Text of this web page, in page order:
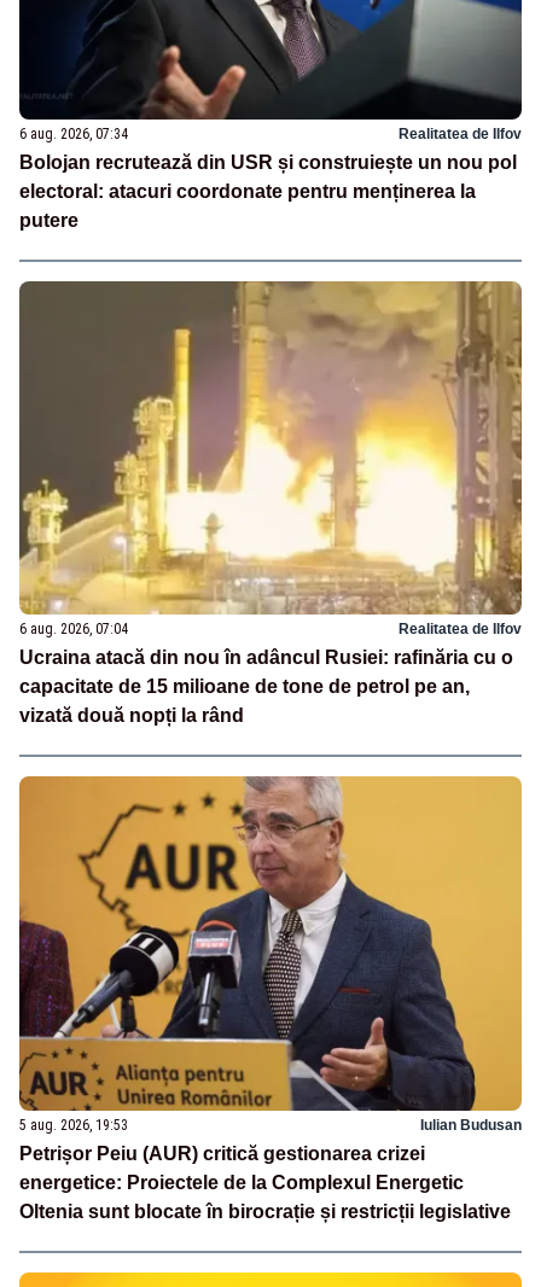
6 aug. 2026, 07:34 Realitatea de Ilfov
Bolojan recrutează din USR și construiește un nou pol
electoral: atacuri coordonate pentru menținerea la
putere
6 aug. 2026, 07:04 Realitatea de Ilfov
Ucraina atacă din nou în adâncul Rusiei: rafinăria cu o
capacitate de 15 milioane de tone de petrol pe an,
vizată două nopți la rând
5 aug. 2026, 19:53 Iulian Budusan
Petrișor Peiu (AUR) critică gestionarea crizei
energetice: Proiectele de la Complexul Energetic
Oltenia sunt blocate în birocrație și restricții legislative